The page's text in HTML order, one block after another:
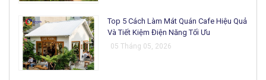
Top 5 Cách Làm Mát Quán Cafe Hiệu Quả
Và Tiết Kiệm Điện Năng Tối Ưu
05 Tháng 05, 2026